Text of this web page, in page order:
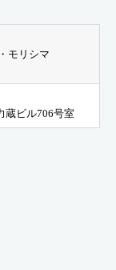
モリシマ
蔵ビル706号室